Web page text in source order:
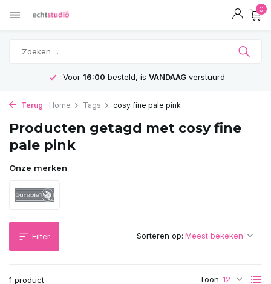
0
Voor 16:00 besteld, is VANDAAGverstuurd
Terug Home Tags cosy fine pale pink
Producten getagd met cosy fine
pale pink
Onze merken
Filter
1 product Toon:
Sorteren op: